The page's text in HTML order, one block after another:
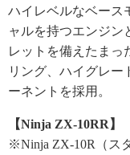
ハイレベルなベース
ャルを持つエンジン
レットを備えたまっ
リング、ハイグレー
ーネントを採用。
【Ninja ZX-10RR】
※Ninja ZX-10R（ス